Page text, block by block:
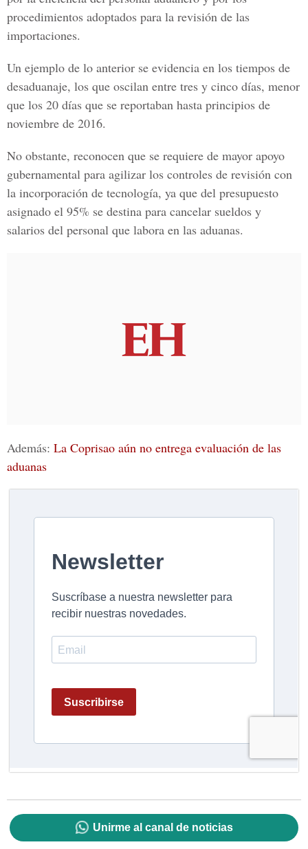
procedimientos adoptados para la revisión de las
importaciones.
Un ejemplo de lo anterior se evidencia en los tiempos de
desaduanaje, los que oscilan entre tres y cinco días, menor
que los 20 días que se reportaban hasta principios de
noviembre de 2016.
No obstante, reconocen que se requiere de mayor apoyo
gubernamental para agilizar los controles de revisión con
la incorporación de tecnología, ya que del presupuesto
asignado el 95% se destina para cancelar sueldos y
salarios del personal que labora en las aduanas.
Además: La Coprisao aún no entrega evaluación de las
aduanas
Unirme al canal de noticias